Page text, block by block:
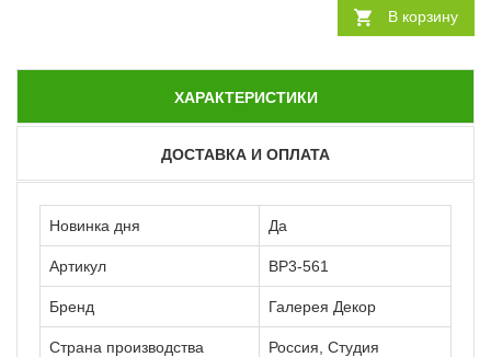
В корзину
ХАРАКТЕРИСТИКИ
ДОСТАВКА И ОПЛАТА
Новинка дня Да
Артикул ВР3-561
Бренд Галерея Декор
Страна производства
Россия, Студия